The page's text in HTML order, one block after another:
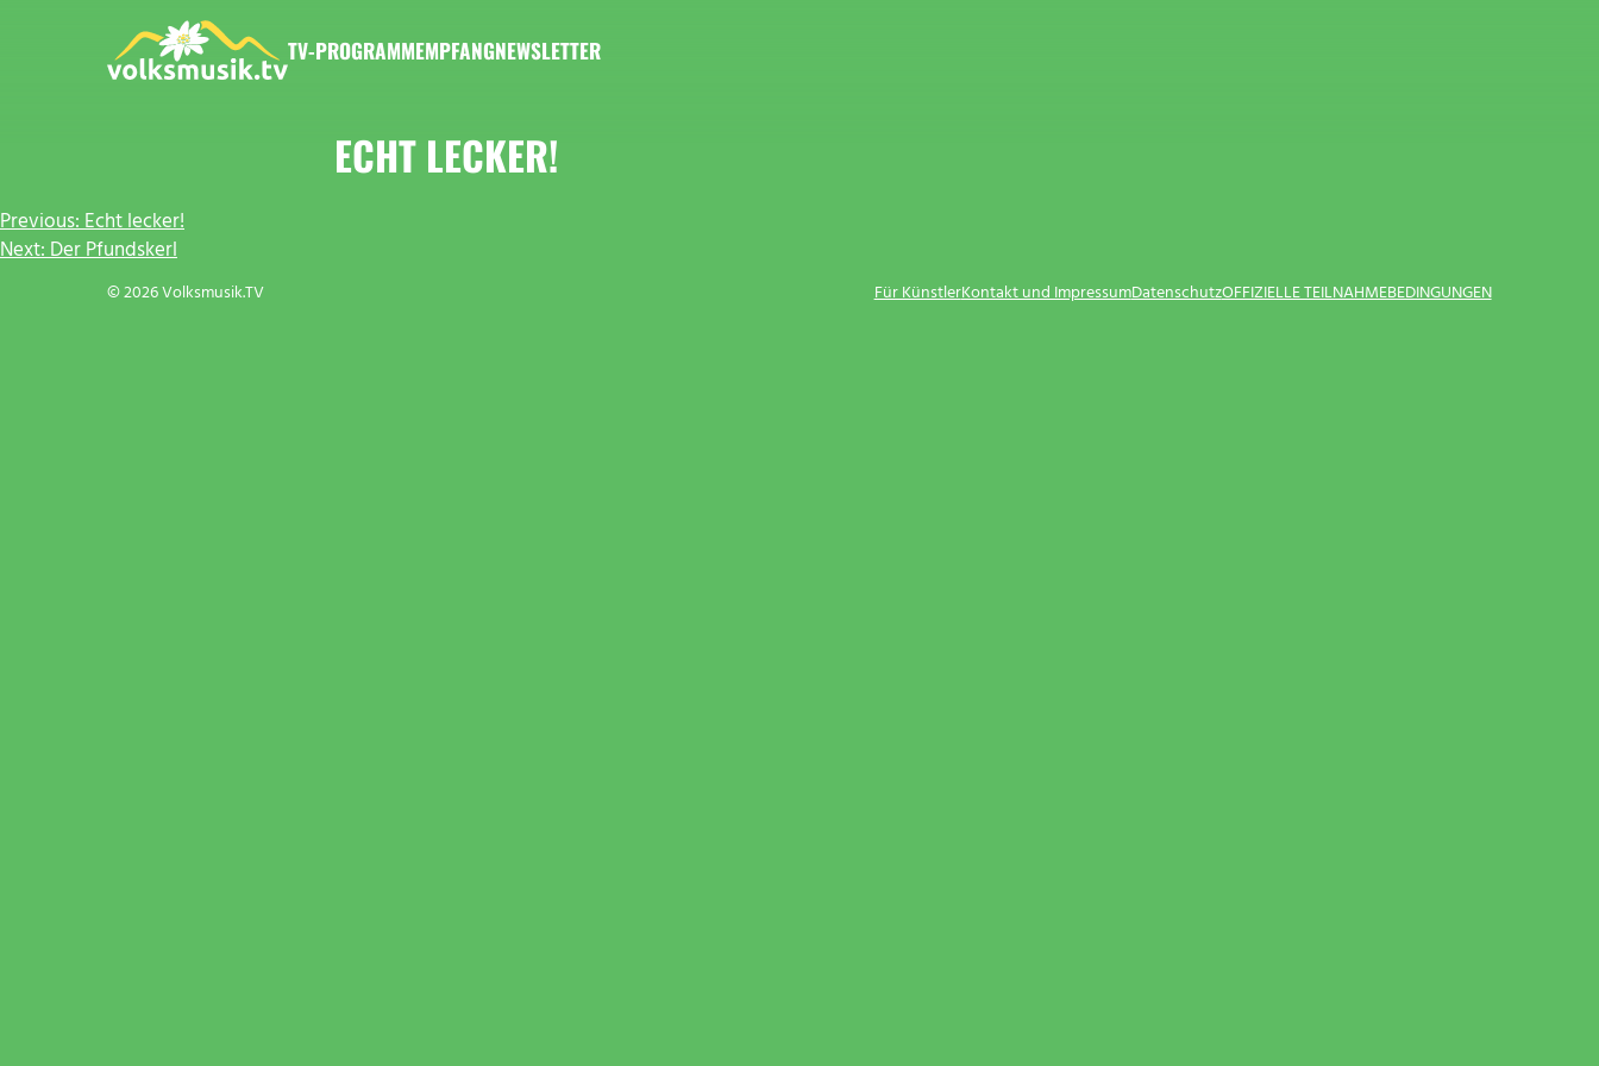
TV-PROGRAMMEMPFANGNEWSLETTER
ECHT LECKER!
BEITRAGSNAVIGATION
Previous:Echt lecker!
Next:Der Pfundskerl
© 2026 Volksmusik.TV Für KünstlerKontakt und ImpressumDatenschutzOFFIZIELLE TEILNAHMEBEDINGUNGEN